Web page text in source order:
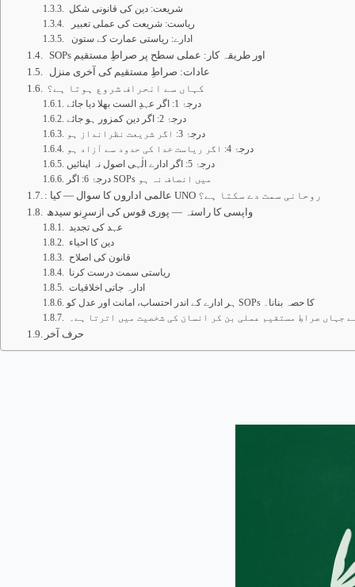
شریعت: دین کی قانونی شکل
ریاست: شریعت کی عملی تعبیر
ادارے: ریاستی عمارت کے ستون
SOPs اور طریقہ کار: عملی سطح پر صراطِ مستقیم
عادات: صراطِ مستقیم کی آخری منزل
کہاں سے انحراف شروع ہوتا ہے؟
درجۂ 1: اگر عہدِ الست بھلا دیا جائے
درجۂ 2: اگر دین کمزور ہو جائے
درجۂ 3: اگر شریعت نظرانداز ہو
درجۂ 4: اگر ریاست خدا کی حدود سے آزاد ہو
درجۂ 5: اگر ادارے الٰہی اصول نہ اپنائیں
درجۂ 6: اگر SOPs میں انصاف نہ ہو
: عالمی اداروں کا سوال — کیا UNO روحانی سمت دے سکتا ہے؟
واپسی کا راستہ — پوری قوس کی ازسرِنو سیدھ
عہد کی تجدید
دین کا احیاء
قانون کی اصلاح
ریاستی سمت درست کرنا
ادارہ جاتی اخلاقیات
ہر ادارے کے اندر احتساب، امانت اور عدل کو SOPs کا حصہ بنانا۔
جہاں صراطِ مستقیم عملی بن کر انسان کی شخصیت میں اترتا ہے۔
حرف آخر